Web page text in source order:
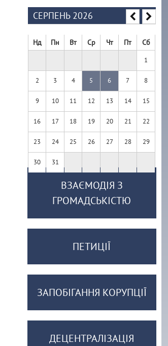
СЕРПЕНЬ 2026
Нд Пн Вт Ср Чт Пт Сб
1
2 3 4 5 6 7 8
9 10 11 12 13 14 15
16 17 18 19 20 21 22
23 24 25 26 27 28 29
30 31
ВЗАЄМОДІЯ З
ГРОМАДСЬКІСТЮ
ПЕТИЦІЇ
ЗАПОБІГАННЯ КОРУПЦІЇ
ДЕЦЕНТРАЛІЗАЦІЯ